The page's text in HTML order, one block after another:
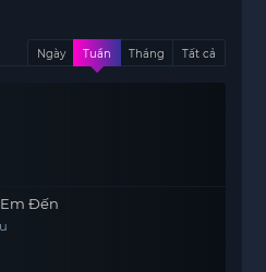
Ngày Tuần Tháng Tất cả
Đến